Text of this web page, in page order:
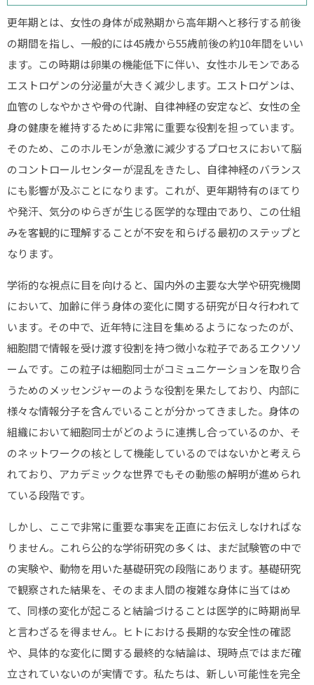
診察予約
プライバシーポリシー
更年期とは、女性の身体が成熟期から高年期へと移行する前後
の期間を指し、一般的には45歳から55歳前後の約10年間をいい
ます。この時期は卵巣の機能低下に伴い、女性ホルモンである
エストロゲンの分泌量が大きく減少します。エストロゲンは、
血管のしなやかさや骨の代謝、自律神経の安定など、女性の全
身の健康を維持するために非常に重要な役割を担っています。
そのため、このホルモンが急激に減少するプロセスにおいて脳
のコントロールセンターが混乱をきたし、自律神経のバランス
にも影響が及ぶことになります。これが、更年期特有のほてり
や発汗、気分のゆらぎが生じる医学的な理由であり、この仕組
みを客観的に理解することが不安を和らげる最初のステップと
なります。
学術的な視点に目を向けると、国内外の主要な大学や研究機関
において、加齢に伴う身体の変化に関する研究が日々行われて
います。その中で、近年特に注目を集めるようになったのが、
細胞間で情報を受け渡す役割を持つ微小な粒子であるエクソソ
ームです。この粒子は細胞同士がコミュニケーションを取り合
うためのメッセンジャーのような役割を果たしており、内部に
様々な情報分子を含んでいることが分かってきました。身体の
組織において細胞同士がどのように連携し合っているのか、そ
のネットワークの核として機能しているのではないかと考えら
れており、アカデミックな世界でもその動態の解明が進められ
ている段階です。
しかし、ここで非常に重要な事実を正直にお伝えしなければな
りません。これら公的な学術研究の多くは、まだ試験管の中で
の実験や、動物を用いた基礎研究の段階にあります。基礎研究
で観察された結果を、そのまま人間の複雑な身体に当てはめ
て、同様の変化が起こると結論づけることは医学的に時期尚早
と言わざるを得ません。ヒトにおける長期的な安全性の確認
や、具体的な変化に関する最終的な結論は、現時点ではまだ確
立されていないのが実情です。私たちは、新しい可能性を完全